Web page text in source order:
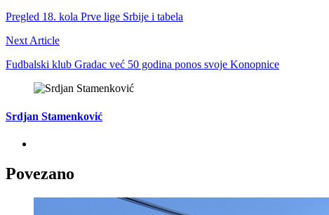
Pregled 18. kola Prve lige Srbije i tabela
Next Article
Fudbalski klub Gradac već 50 godina ponos svoje Konopnice
Srdjan Stamenković
Povezano